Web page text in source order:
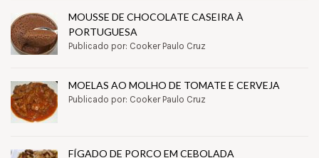
MOUSSE DE CHOCOLATE CASEIRA À
PORTUGUESA
Publicado por: Cooker Paulo Cruz
MOELAS AO MOLHO DE TOMATE E CERVEJA
Publicado por: Cooker Paulo Cruz
FÍGADO DE PORCO EM CEBOLADA